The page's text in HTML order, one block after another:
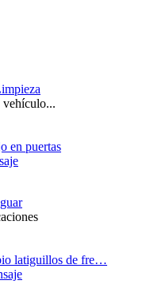
vehículo...
en puertas
latiguillos de fre…